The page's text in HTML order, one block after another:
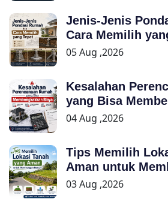
Jenis-Jenis
Cara Memilih
05 Aug ,2026
Kesalahan
yang Bisa
04 Aug ,2026
Tips Memilih
Aman untuk
03 Aug ,2026